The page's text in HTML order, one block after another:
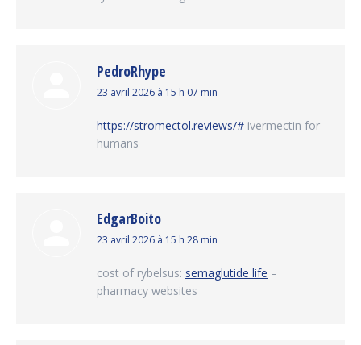
PedroRhype
dit
23 avril 2026 à 15 h 07 min
https://stromectol.reviews/# ivermectin for
humans
EdgarBoito
dit
23 avril 2026 à 15 h 28 min
cost of rybelsus: semaglutide life –
pharmacy websites